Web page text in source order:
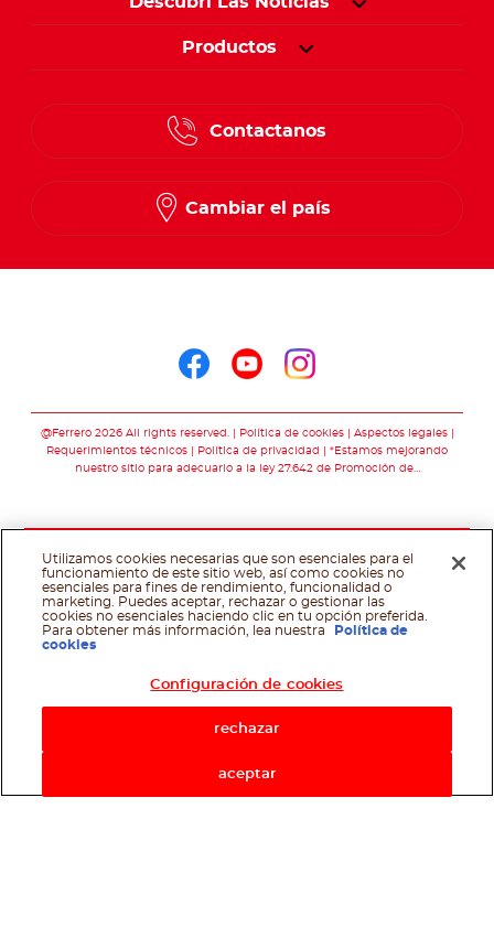
Productos
Contactanos
Cambiar el país
@Ferrero 2026 All rights reserved. Política de cookies
Aspectos legales
Requerimientos técnicos
Política de privacidad
*Estamos mejorando
nuestro sitio para adecuarlo a la ley 27.642 de Promoción de…
Utilizamos cookies necesarias que son esenciales para el
funcionamiento de este sitio web, así como cookies no
esenciales para fines de rendimiento, funcionalidad o
marketing. Puedes aceptar, rechazar o gestionar las
cookies no esenciales haciendo clic en tu opción preferida.
Para obtener más información, lea nuestra
Política de
cookies
Configuración de cookies
rechazar
aceptar